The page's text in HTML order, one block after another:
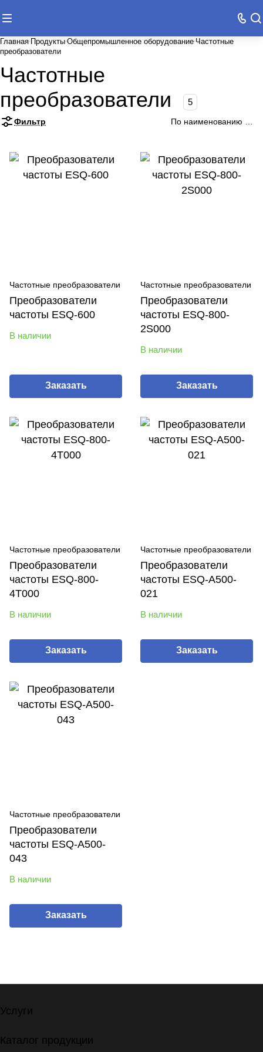
Главная Продукты Общепромышленное оборудование Частотные
преобразователи
Частотные
преобразователи
5
Фильтр По наименованию (А-
Частотные преобразователи
Преобразователи
частоты ESQ-600
В наличии
Заказать
Частотные преобразователи
Преобразователи
частоты ESQ-800-
2S000
В наличии
Заказать
Частотные преобразователи
Преобразователи
частоты ESQ-800-
4T000
В наличии
Заказать
Частотные преобразователи
Преобразователи
частоты ESQ-A500-
021
В наличии
Заказать
Частотные преобразователи
Преобразователи
частоты ESQ-A500-
043
В наличии
Заказать
Услуги
Каталог продукции